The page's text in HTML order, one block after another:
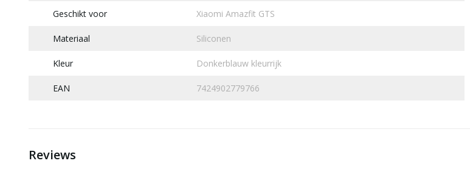
Geschikt voor Xiaomi Amazfit GTS
Materiaal Siliconen
Kleur Donkerblauw kleurrijk
EAN 7424902779766
Reviews